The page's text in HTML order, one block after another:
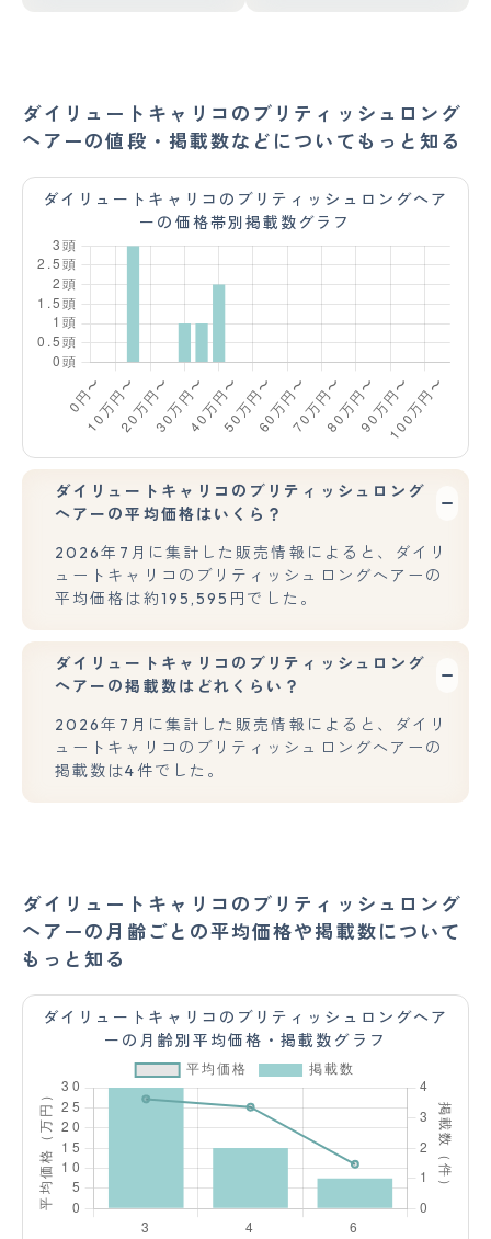
ダイリュートキャリコのブリティッシュロング
ヘアーの値段・掲載数などについてもっと知る
ダイリュートキャリコのブリティッシュロングヘア
ーの価格帯別掲載数グラフ
ダイリュートキャリコのブリティッシュロング
ヘアーの平均価格はいくら？
2026年7月に集計した販売情報によると、ダイリ
ュートキャリコのブリティッシュロングヘアーの
平均価格は約195,595円でした。
ダイリュートキャリコのブリティッシュロング
ヘアーの掲載数はどれくらい？
2026年7月に集計した販売情報によると、ダイリ
ュートキャリコのブリティッシュロングヘアーの
掲載数は4件でした。
ダイリュートキャリコのブリティッシュロング
ヘアーの月齢ごとの平均価格や掲載数について
もっと知る
ダイリュートキャリコのブリティッシュロングヘア
ーの月齢別平均価格・掲載数グラフ